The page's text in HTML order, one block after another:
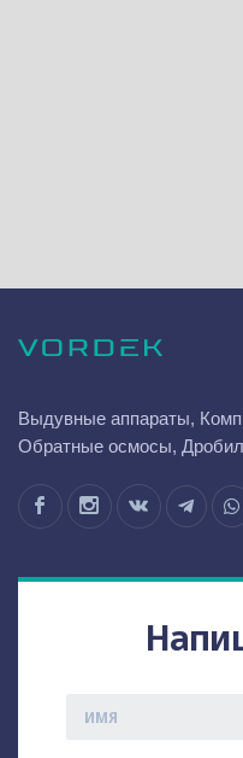
Выдувные аппараты,
Обратные осмосы,